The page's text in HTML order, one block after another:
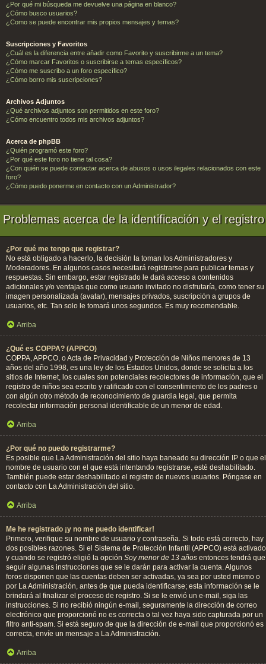
¿Por qué mi búsqueda me devuelve una página en blanco?
¿Cómo busco usuarios?
¿Como se puede encontrar mis propios mensajes y temas?
Suscripciones y Favoritos
¿Cuál es la diferencia entre añadir como Favorito y suscribirme a un tema?
¿Cómo marcar Favoritos o suscribirse a temas específicos?
¿Cómo me suscribo a un foro específico?
¿Cómo borro mis suscripciones?
Archivos Adjuntos
¿Qué archivos adjuntos son permitidos en este foro?
¿Cómo encuentro todos mis archivos adjuntos?
Acerca de phpBB
¿Quién programó este foro?
¿Por qué este foro no tiene tal cosa?
¿Con quién se puede contactar acerca de abusos o usos ilegales relacionados con este
foro?
¿Cómo puedo ponerme en contacto con un Administrador?
Problemas acerca de la identificación y el registro
¿Por qué me tengo que registrar?
No está obligado a hacerlo, la decisión la toman los Administradores y
Moderadores. En algunos casos necesitará registrarse para publicar temas y
respuestas. Sin embargo, estar registrado le dará acceso a contenidos
adicionales y/o ventajas que como usuario invitado no disfrutaría, como tener su
imagen personalizada (avatar), mensajes privados, suscripción a grupos de
usuarios, etc. Tan solo le tomará unos segundos. Es muy recomendable.
Arriba
¿Qué es COPPA? (APPCO)
COPPA, APPCO, o Acta de Privacidad y Protección de Niños menores de 13
años del año 1998, es una ley de los Estados Unidos, donde se solicita a los
sitios de Internet, los cuales son potenciales recolectores de información, que el
registro de niños sea escrito y ratificado con el consentimiento de los padres o
con algún otro método de reconocimiento de guardia legal, que permita
recolectar información personal identificable de un menor de edad.
Arriba
¿Por qué no puedo registrarme?
Es posible que La Administración del sitio haya baneado su dirección IP o que el
nombre de usuario con el que está intentando registrarse, esté deshabilitado.
También puede estar deshabilitado el registro de nuevos usuarios. Póngase en
contacto con La Administración del sitio.
Arriba
Me he registrado ¡y no me puedo identificar!
Primero, verifique su nombre de usuario y contraseña. Si todo está correcto, hay
dos posibles razones. Si el Sistema de Protección Infantil (APPCO) está activado
y cuando se registró eligió la opción Soy menor de 13 años entonces tendrá que
seguir algunas instrucciones que se le darán para activar la cuenta. Algunos
foros disponen que las cuentas deben ser activadas, ya sea por usted mismo o
por La Administración, antes de que pueda identificarse; esta información se le
brindará al finalizar el proceso de registro. Si se le envió un e-mail, siga las
instrucciones. Si no recibió ningún e-mail, seguramente la dirección de correo
electrónico que proporcionó no es correcta o tal vez haya sido capturada por un
filtro anti-spam. Si está seguro de que la dirección de e-mail que proporcionó es
correcta, envíe un mensaje a La Administración.
Arriba